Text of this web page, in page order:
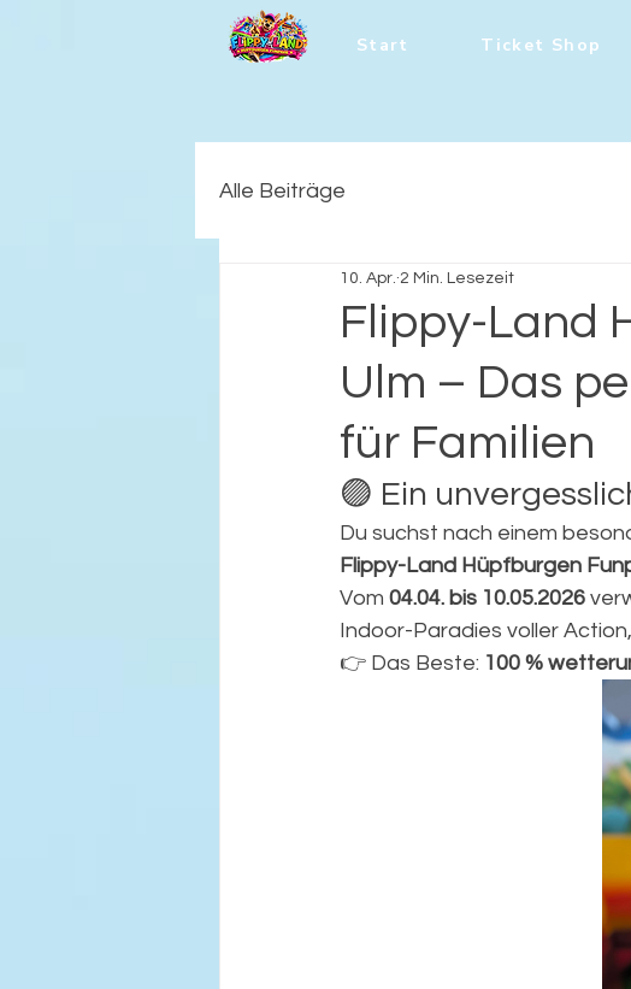
Start Ticket Shop
Alle Beiträge
Flippy-Land
Ulm – Das
für Familien
10. Apr. 2 Min. Lesezeit
🟣 Ein
Du suchst nach einem
Flippy-Land Hüpfburgen
Vom 04.04. bis 10.05.2026
Indoor-Paradies voller
👉 Das Beste: 100 %